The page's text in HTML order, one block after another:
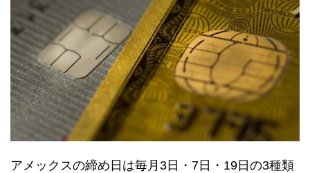
アメックスの締め日は毎月3日・7日・19日の3種類